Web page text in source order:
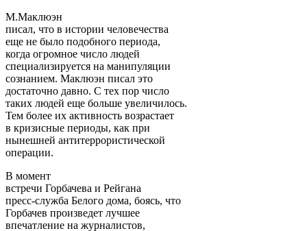
М.Маклюэн
писал, что в истории человечества
еще не было подобного периода,
когда огромное число людей
специализируется на манипуляции
сознанием. Маклюэн писал это
достаточно давно. С тех пор число
таких людей еще больше увеличилось.
Тем более их активность возрастает
в кризисные периоды, как при
нынешней антитеррористической
операции.
В момент
встречи Горбачева и Рейгана
пресс-служба Белого дома, боясь, что
Горбачев произведет лучшее
впечатление на журналистов,